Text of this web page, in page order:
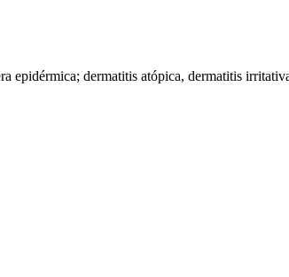
epidérmica; dermatitis atópica, dermatitis